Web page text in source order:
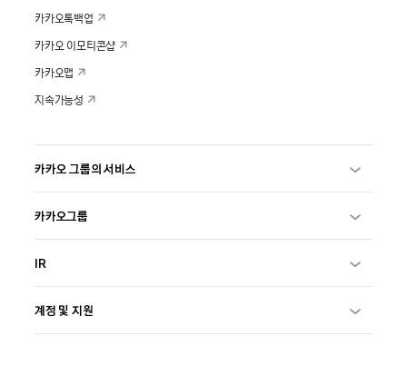
카카오톡백업
카카오 이모티콘샵
카카오맵
지속가능성
카카오 그룹의 서비스
카카오그룹
IR
계정 및 지원